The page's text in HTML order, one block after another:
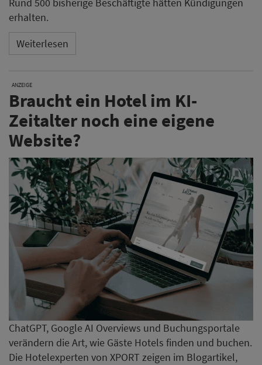
Rund 500 bisherige Beschäftigte hätten Kündigungen
erhalten.
Weiterlesen
ANZEIGE
Braucht ein Hotel im KI-
Zeitalter noch eine eigene
Website?
ChatGPT, Google AI Overviews und Buchungsportale
verändern die Art, wie Gäste Hotels finden und buchen.
Die Hotelexperten von XPORT zeigen im Blogartikel,